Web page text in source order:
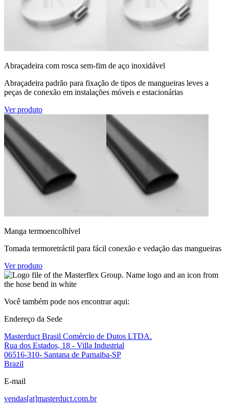
Abraçadeira com rosca sem-fim de aço inoxidável
Abraçadeira padrão para fixação de tipos de mangueiras leves a
peças de conexão em instalações móveis e estacionárias
Ver produto
Manga termoencolhível
Tomada termoretráctil para fácil conexão e vedação das mangueiras
Ver produto
Você também pode nos encontrar aqui:
Endereço da Sede
Masterduct Brasil Comércio de Dutos LTDA.
Rua dos Estados, 18 - Villa Industrial
06516-310- Santana de Parnaiba-SP
Brazil
E-mail
vendas[at]masterduct.com.br